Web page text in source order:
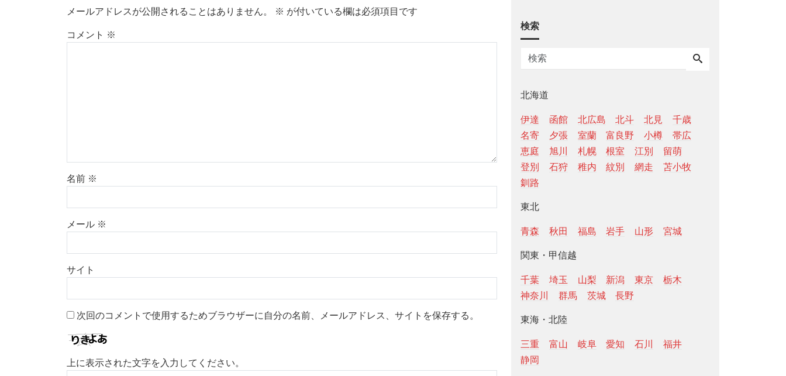
メールアドレスが公開されることはありません。 ※ が付いている欄は必須項目です
コメント ※
名前 ※
メール ※
サイト
次回のコメントで使用するためブラウザーに自分の名前、メールアドレス、サイトを保存する。
上に表示された文字を入力してください。
検索
北海道
伊達 函館 北広島 北斗 北見
千歳
名寄
夕張 室蘭 富良野 小樽
帯広
恵庭
旭川 札幌 根室 江別
留萌
登別
石狩 稚内 紋別 網走
苫小牧
釧路
東北
青森 秋田 福島 岩手 山形 宮城
関東・甲信越
千葉 埼玉 山梨 新潟 東京
栃木
神奈川
群馬 茨城 長野
東海・北陸
三重 富山 岐阜 愛知 石川
福井
静岡